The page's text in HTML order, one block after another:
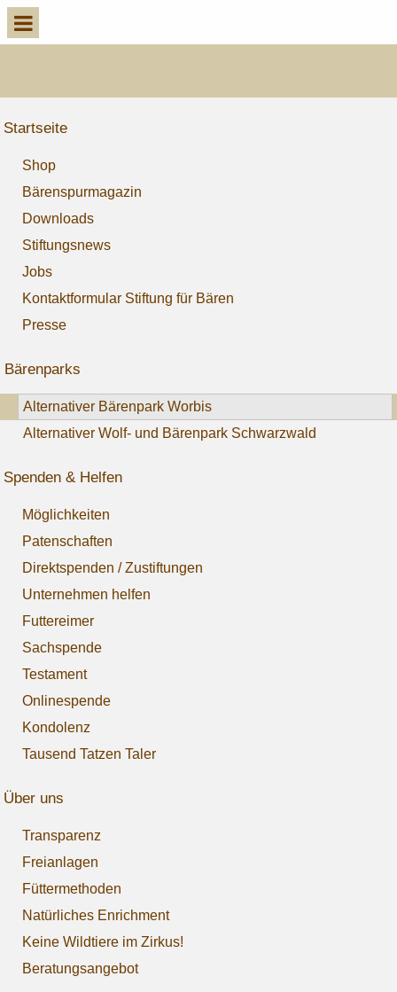
Startseite
Shop
Bärenspurmagazin
Downloads
Stiftungsnews
Jobs
Kontaktformular Stiftung für Bären
Presse
Bärenparks
Alternativer Bärenpark Worbis
Alternativer Wolf- und Bärenpark Schwarzwald
Spenden & Helfen
Möglichkeiten
Patenschaften
Direktspenden / Zustiftungen
Unternehmen helfen
Futtereimer
Sachspende
Testament
Onlinespende
Kondolenz
Tausend Tatzen Taler
Über uns
Transparenz
Freianlagen
Füttermethoden
Natürliches Enrichment
Keine Wildtiere im Zirkus!
Beratungsangebot